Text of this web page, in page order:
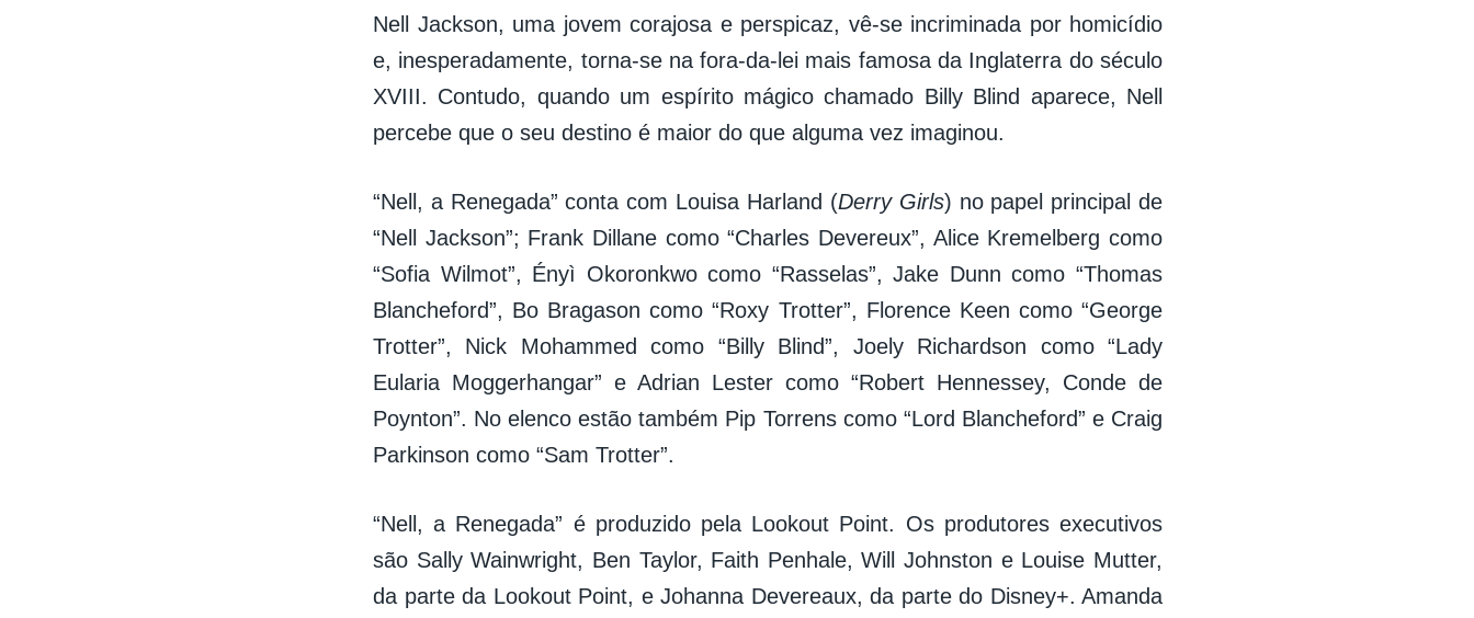
Nell Jackson, uma jovem corajosa e perspicaz, vê-se incriminada por homicídio
e, inesperadamente, torna-se na fora-da-lei mais famosa da Inglaterra do século
XVIII. Contudo, quando um espírito mágico chamado Billy Blind aparece, Nell
percebe que o seu destino é maior do que alguma vez imaginou.
“Nell, a Renegada” conta com Louisa Harland (Derry Girls) no papel principal de
“Nell Jackson”; Frank Dillane como “Charles Devereux”, Alice Kremelberg como
“Sofia Wilmot”, Ényì Okoronkwo como “Rasselas”, Jake Dunn como “Thomas
Blancheford”, Bo Bragason como “Roxy Trotter”, Florence Keen como “George
Trotter”, Nick Mohammed como “Billy Blind”, Joely Richardson como “Lady
Eularia Moggerhangar” e Adrian Lester como “Robert Hennessey, Conde de
Poynton”. No elenco estão também Pip Torrens como “Lord Blancheford” e Craig
Parkinson como “Sam Trotter”.
“Nell, a Renegada” é produzido pela Lookout Point. Os produtores executivos
são Sally Wainwright, Ben Taylor, Faith Penhale, Will Johnston e Louise Mutter,
da parte da Lookout Point, e Johanna Devereaux, da parte do Disney+. Amanda